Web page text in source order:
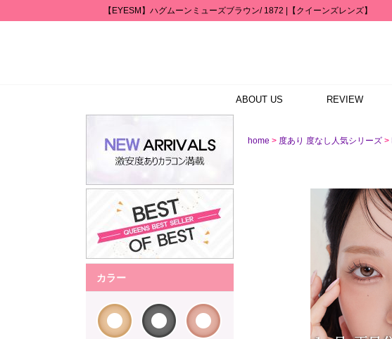
【EYESM】ハグムーンミューズブラウン/ 1872 |【クイーンズレンズ】
ABOUT US REVIEW
カラー
home > 度あり 度なし人気シリーズ >